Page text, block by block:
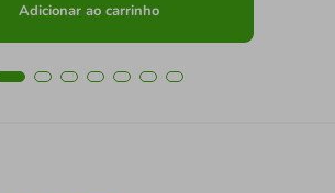
Adicionar ao carrinho